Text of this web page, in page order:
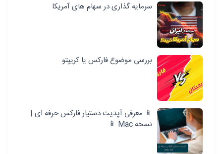
سرمایه گذاری در سهام های آمریکا
بررسی موضوع فارکس یا کریپتو
📱 معرفی آپدیت دستیار فارکس حرفه ای |
نسخه Mac 📱